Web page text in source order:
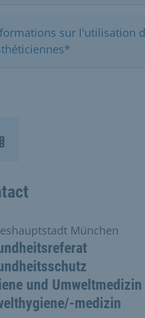
sur l'utilisation
und Umweltmedizin
medizin
München